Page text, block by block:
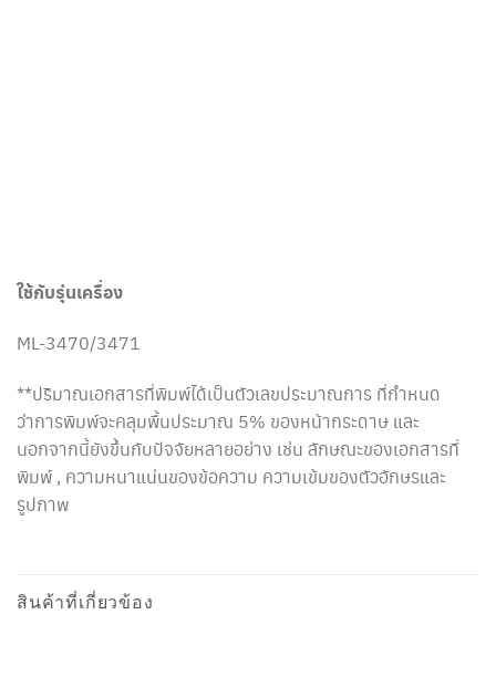
ใช้กับรุ่นเครื่อง
ML-3470/3471
**ปริมาณเอกสารที่พิมพ์ได้เป็นตัวเลขประมาณการ ที่กำหนด
ว่าการพิมพ์จะคลุมพื้นประมาณ 5% ของหน้ากระดาษ และ
นอกจากนี้ยังขึ้นกับปัจจัยหลายอย่าง เช่น ลักษณะของเอกสารที่
พิมพ์ , ความหนาแน่นของข้อความ ความเข้มของตัวอักษรและ
รูปภาพ
สินค้าที่เกี่ยวข้อง